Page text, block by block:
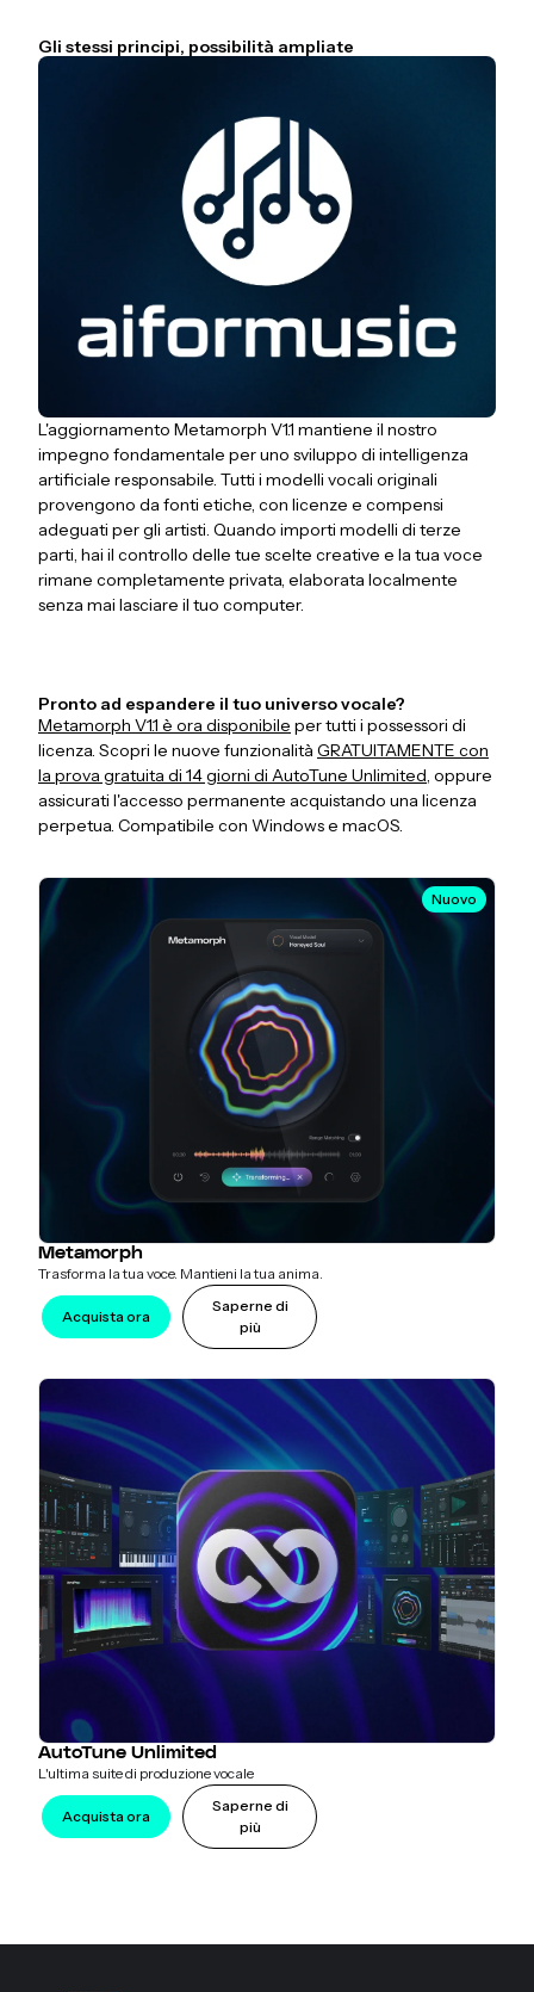
Gli stessi principi, possibilità ampliate
L'aggiornamento Metamorph V1.1 mantiene il nostro
impegno fondamentale per uno sviluppo di intelligenza
artificiale responsabile. Tutti i modelli vocali originali
provengono da fonti etiche, con licenze e compensi
adeguati per gli artisti. Quando importi modelli di terze
parti, hai il controllo delle tue scelte creative e la tua voce
rimane completamente privata, elaborata localmente
senza mai lasciare il tuo computer.
Pronto ad espandere il tuo universo vocale?
Metamorph V1.1 è ora disponibile per tutti i possessori di
licenza. Scopri le nuove funzionalità GRATUITAMENTE con
la prova gratuita di 14 giorni di AutoTune Unlimited, oppure
assicurati l'accesso permanente acquistando una licenza
perpetua. Compatibile con Windows e macOS.
Nuovo
Metamorph
Trasforma la tua voce. Mantieni la tua anima.
Acquista ora
Saperne di
più
AutoTune Unlimited
L'ultima suite di produzione vocale
Acquista ora
Saperne di
più